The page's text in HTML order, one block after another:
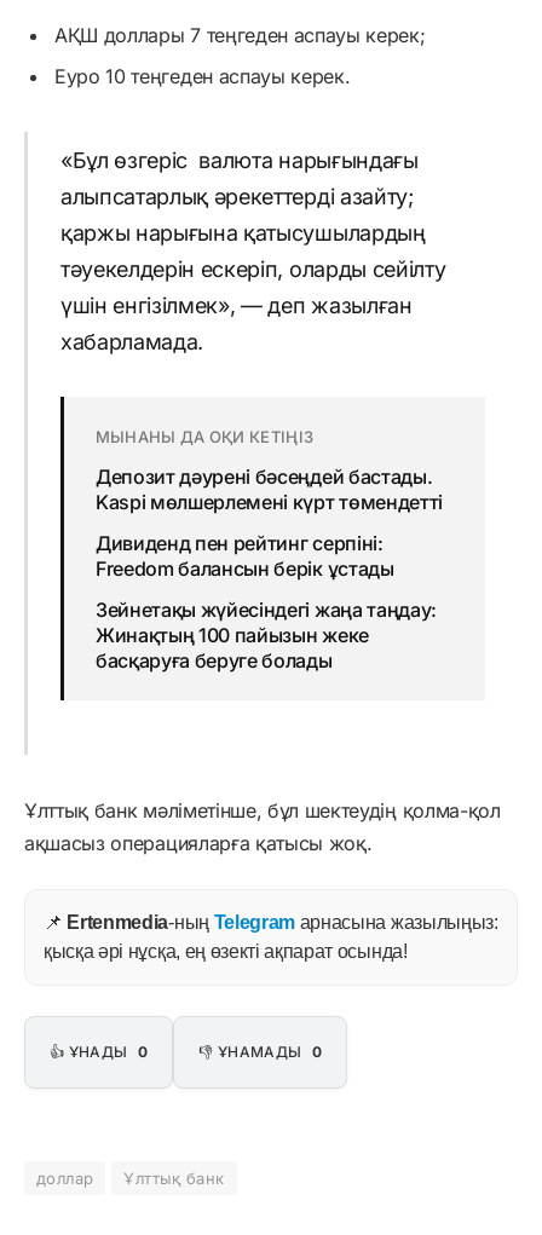
АҚШ доллары 7 теңгеден аспауы керек;
Еуро 10 теңгеден аспауы керек.
«Бұл өзгеріс валюта нарығындағы
алыпсатарлық әрекеттерді азайту;
қаржы нарығына қатысушылардың
тәуекелдерін ескеріп, оларды сейілту
үшін енгізілмек», — деп жазылған
хабарламада.
МЫНАНЫ ДА ОҚИ КЕТІҢІЗ
Депозит дәурені бәсеңдей бастады.
Kaspi мөлшерлемені күрт төмендетті
Дивиденд пен рейтинг серпіні:
Freedom балансын берік ұстады
Зейнетақы жүйесіндегі жаңа таңдау:
Жинақтың 100 пайызын жеке
басқаруға беруге болады
Ұлттық банк мәліметінше, бұл шектеудің қолма-қол
ақшасыз операцияларға қатысы жоқ.
📌 Ertenmedia-ның Telegram арнасына жазылыңыз:
қысқа әрі нұсқа, ең өзекті ақпарат осында!
👍 ҰНАДЫ 0 👎 ҰНАМАДЫ 0
доллар Ұлттық банк